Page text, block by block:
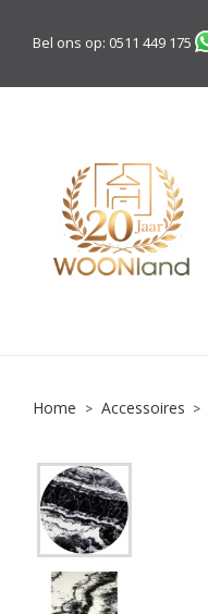
Bel ons op: 0511 449 175
Home Accessoires